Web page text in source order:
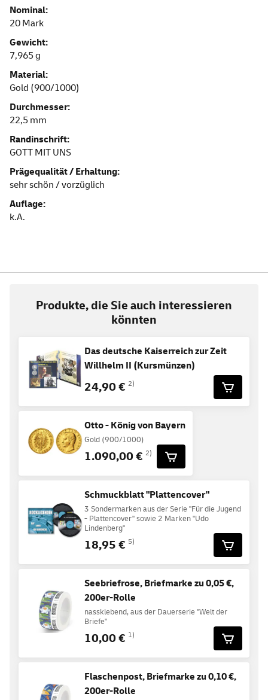
Nominal:
20 Mark
Gewicht:
7,965 g
Material:
Gold (900/1000)
Durchmesser:
22,5 mm
Randinschrift:
GOTT MIT UNS
Prägequalität / Erhaltung:
sehr schön / vorzüglich
Auflage:
k.A.
Produkte, die Sie auch interessieren
könnten
Das deutsche Kaiserreich zur Zeit
Willhelm II (Kursmünzen)
24,90 € 2)
Otto - König von Bayern
Gold (900/1000)
1.090,00 € 2)
Schmuckblatt "Plattencover"
3 Sondermarken aus der Serie "Für die Jugend
- Plattencover" sowie 2 Marken "Udo
Lindenberg"
18,95 € 5)
Seebriefrose, Briefmarke zu 0,05 €,
200er-Rolle
nassklebend, aus der Dauerserie "Welt der
Briefe"
10,00 € 1)
Flaschenpost, Briefmarke zu 0,10 €,
200er-Rolle